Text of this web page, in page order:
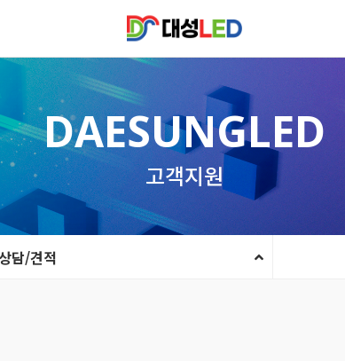
DAESUNGLED
고객지원
담/견적